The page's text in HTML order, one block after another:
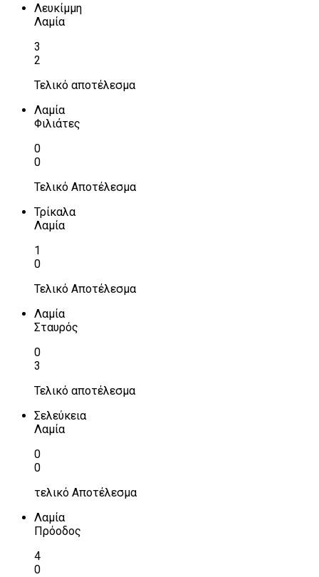
Λευκίμμη
Λαμία
3
2
Τελικό αποτέλεσμα
Λαμία
Φιλιάτες
0
0
Τελικό Αποτέλεσμα
Τρίκαλα
Λαμία
1
0
Τελικό Αποτέλεσμα
Λαμία
Σταυρός
0
3
Τελικό αποτέλεσμα
Σελεύκεια
Λαμία
0
0
τελικό Αποτέλεσμα
Λαμία
Πρόοδος
4
0